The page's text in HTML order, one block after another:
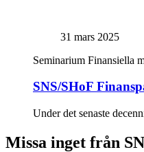
31 mars 2025
Seminarium Finansiella
SNS/SHoF
Under det senaste
Missa inget från